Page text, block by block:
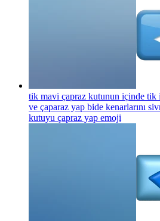
tik mavi çapraz kutunun içinde
ve çaparaz yap bide kenarlarını
kutuyu çapraz yap emoji